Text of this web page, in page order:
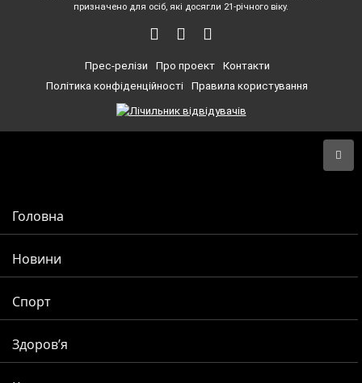
призначено для осіб, які досягли 21-річного віку.
Прес-релізи Про проект
Контакти
Політика конфіденційності
Правила користування
Головна
Новини
Спорт
Здоров’я